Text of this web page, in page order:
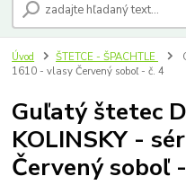
Úvod ŠTETCE - ŠPACHTLE
1610 - vlasy Červený soboľ - č. 4
Guľatý štetec
KOLINSKY -
Červený soboľ